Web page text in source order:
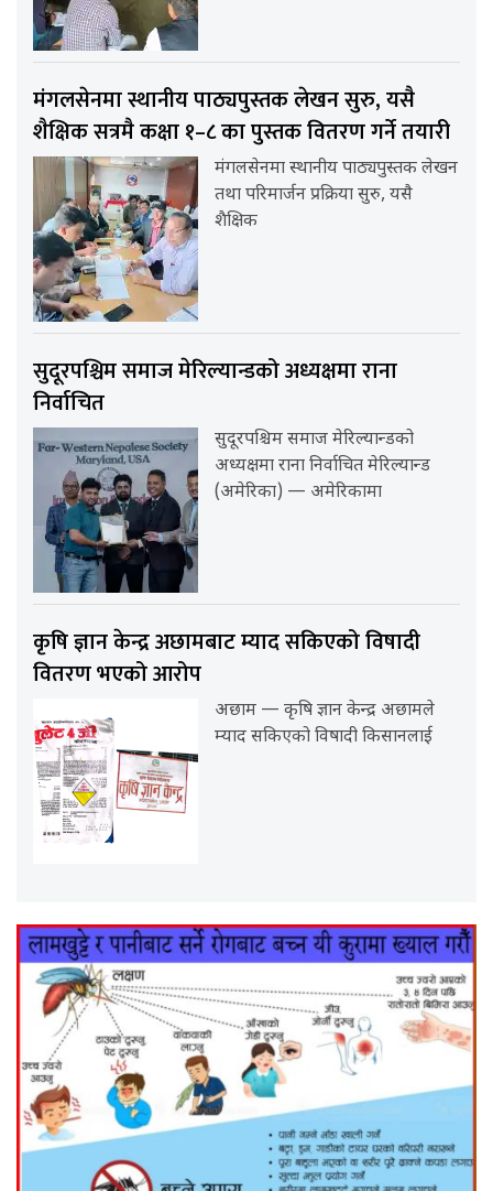
मंगलसेनमा स्थानीय पाठ्यपुस्तक लेखन सुरु, यसै
शैक्षिक सत्रमै कक्षा १–८ का पुस्तक वितरण गर्ने तयारी
मंगलसेनमा स्थानीय पाठ्यपुस्तक लेखन
तथा परिमार्जन प्रक्रिया सुरु, यसै
शैक्षिक
सुदूरपश्चिम समाज मेरिल्यान्डको अध्यक्षमा राना
निर्वाचित
सुदूरपश्चिम समाज मेरिल्यान्डको
अध्यक्षमा राना निर्वाचित मेरिल्यान्ड
(अमेरिका) — अमेरिकामा
कृषि ज्ञान केन्द्र अछामबाट म्याद सकिएको विषादी
वितरण भएको आरोप
अछाम — कृषि ज्ञान केन्द्र अछामले
म्याद सकिएको विषादी किसानलाई